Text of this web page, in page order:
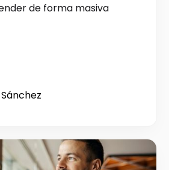
de forma masiva